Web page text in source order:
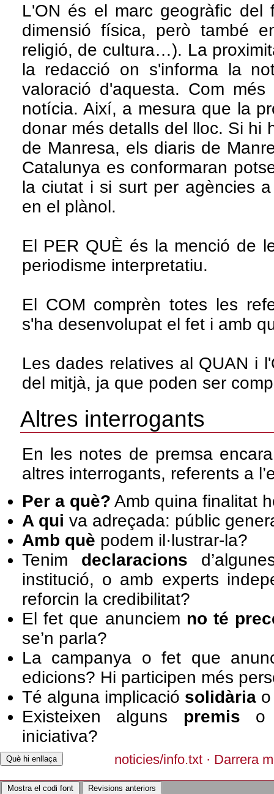
L'ON és el marc geogràfic
dimensió física, però també
religió, de cultura…). La
la redacció on s'informa la
valoració d'aquesta. Com
notícia. Així, a mesura que la
donar més detalls del lloc. Si hi
de Manresa, els diaris de
Catalunya es conformaran
la ciutat i si surt per agències
en el plànol.
El PER QUÈ és la menció de
periodisme interpretatiu.
El COM comprèn totes les
s'ha desenvolupat el fet i amb
Les dades relatives al QUAN i
del mitjà, ja que poden ser
Altres interrogants
En les notes de premsa
altres interrogants, referents a
Per a què? Amb quina finalitat
A qui va adreçada: públic
Amb què podem il·lustrar-la?
Tenim declaracions
institució, o amb experts
reforcin la credibilitat?
El fet que anunciem no té
se’n parla?
La campanya o fet que
edicions? Hi participen més
Té alguna implicació solidàriao
Existeixen alguns premis o
iniciativa?
Què hi enllaça noticies/info.txt · Darrera
Mostra el codi font Revisions anteriors